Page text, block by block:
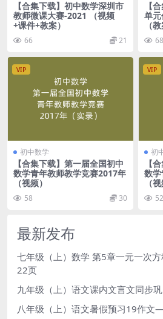
【合集下载】初中数学深圳市
教师微课大赛-2021 （视频
+课件+教案）
66 21
【
单
（
68
VIP
初中数学
【合集下载】第一届全国初中
数学青年教师教学竞赛2017年
（视频）
58 30
VIP
初
【
数
（
52
最新发布
七年级（上）数学 第5章一元一次方
22页
九年级（上）语文课内文言文同步
八年级（上）语文暑假预习19作文